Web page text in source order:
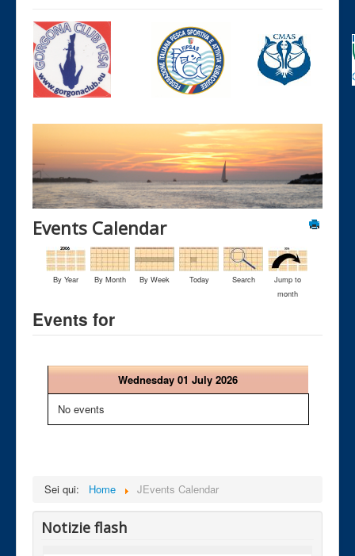
Events Calendar
By Year By Month By Week Today Search
Jump to
month
Events for
Wednesday 01 July 2026
No events
Sei qui: Home JEvents Calendar
Notizie flash